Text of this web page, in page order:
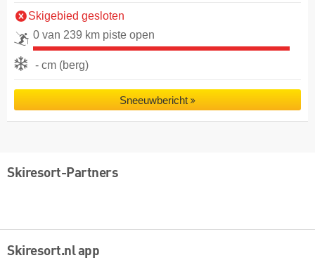
Skigebied gesloten
0 van 239 km piste open
- cm (berg)
Sneeuwbericht
Skiresort-Partners
Skiresort.nl app